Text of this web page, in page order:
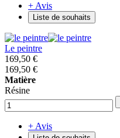
+ Avis
Liste de souhaits
Le peintre
169,50 €
169,50 €
Matière
Résine
+ Avis